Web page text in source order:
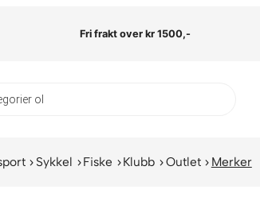
Fri frakt over kr 1500,-
Sykkel Fiske Klubb Outlet Merker